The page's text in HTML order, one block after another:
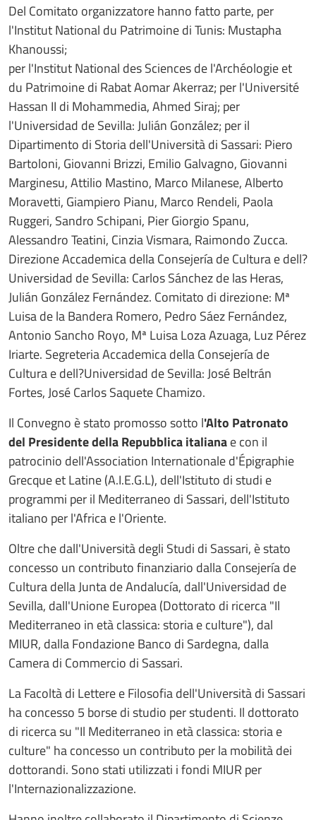
Del Comitato organizzatore hanno fatto parte, per
l'Institut National du Patrimoine di Tunis: Mustapha
Khanoussi;
per l'Institut National des Sciences de l'Archéologie et
du Patrimoine di Rabat Aomar Akerraz; per l'Université
Hassan II di Mohammedia, Ahmed Siraj; per
l'Universidad de Sevilla: Julián González; per il
Dipartimento di Storia dell'Università di Sassari: Piero
Bartoloni, Giovanni Brizzi, Emilio Galvagno, Giovanni
Marginesu, Attilio Mastino, Marco Milanese, Alberto
Moravetti, Giampiero Pianu, Marco Rendeli, Paola
Ruggeri, Sandro Schipani, Pier Giorgio Spanu,
Alessandro Teatini, Cinzia Vismara, Raimondo Zucca.
Direzione Accademica della Consejería de Cultura e dell?
Universidad de Sevilla: Carlos Sánchez de las Heras,
Julián González Fernández. Comitato di direzione: Mª
Luisa de la Bandera Romero, Pedro Sáez Fernández,
Antonio Sancho Royo, Mª Luisa Loza Azuaga, Luz Pérez
Iriarte. Segreteria Accademica della Consejería de
Cultura e dell?Universidad de Sevilla: José Beltrán
Fortes, José Carlos Saquete Chamizo.
Il Convegno è stato promosso sotto l'Alto Patronato
del Presidente della Repubblica italianae con il
patrocinio dell'Association Internationale d'Épigraphie
Grecque et Latine (A.I.E.G.L), dell'Istituto di studi e
programmi per il Mediterraneo di Sassari, dell'Istituto
italiano per l'Africa e l'Oriente.
Oltre che dall'Università degli Studi di Sassari, è stato
concesso un contributo finanziario dalla Consejería de
Cultura della Junta de Andalucía, dall'Universidad de
Sevilla, dall'Unione Europea (Dottorato di ricerca "Il
Mediterraneo in età classica: storia e culture"), dal
MIUR, dalla Fondazione Banco di Sardegna, dalla
Camera di Commercio di Sassari.
La Facoltà di Lettere e Filosofia dell'Università di Sassari
ha concesso 5 borse di studio per studenti. Il dottorato
di ricerca su "Il Mediterraneo in età classica: storia e
culture" ha concesso un contributo per la mobilità dei
dottorandi. Sono stati utilizzati i fondi MIUR per
l'Internazionalizzazione.